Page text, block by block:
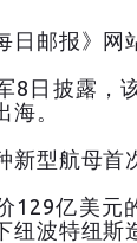
日邮报》网
8日披露，
海。
新型航母首
129亿美元
纽波特纽斯